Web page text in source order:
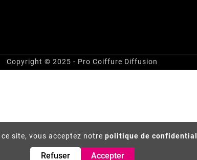
site, vous acceptez notrepolitique de
Refuser Accepter
Copyright © 2025 - Pro Coiffure Diffusion